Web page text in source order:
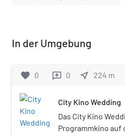
In der Umgebung
favorite 0 reviews 0 near_me 224 m
City Kino Wedding
Das City Kino
Programmkino auf